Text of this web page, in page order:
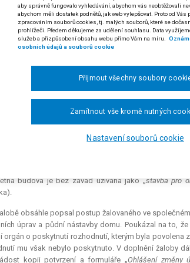
c) zákona č. 256/2013 Sb., o katastru
1 soudního řádu správního
stavebního úřadu vydané podle § 39
do katastru odpovídají skutečnosti, není
Krajského soudu v Praze ze dne 26. 4. 2018,
K. proti Magistrátu města Kladna o zápis do
je vlastníkem nemovitostí bezprostředně
12. 3. 2018 podal u Krajského soudu v Praze žalobu,
na žádost společnosti SaM spol. s r. o. v
budova je bez závad užívána jako „stavba pro
obsáhle popsal postup žalovaného ve
úprav a půdní nástavby domu. Poukázal na to,
orgán o poskytnutí rozhodnutí, kterým byla povolena
mu však nebylo poskytnuto. V doplnění žaloby
kopii potvrzení a formuláře „Ohlášení změny
aby správně fungovalo vyhledávání, abychom vás neobtěžovali
abychom měli dostatek podnětů, jak web vylepšovat. Proto od
zpracováním souborů cookies, tj. malých souborů, které se
prohlížeči. Předem děkujeme za udělení souhlasu. Data
služeb a přizpůsobení obsahu webu přímo Vám na míru.
osobních údajů a souborů cookie
Nastavení souborů cookie
Zamítnout vše kromě nutných
Přijmout všechny soubory